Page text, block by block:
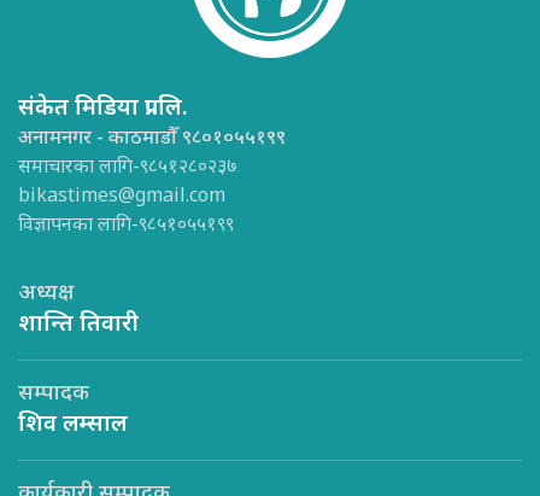
संकेत मिडिया प्रा.लि.
अनामनगर - काठमाडौँ ९८०१०५५१९९
समाचारका लागि-९८५१२८०२३७
bikastimes@gmail.com
विज्ञापनका लागि-९८५१०५५१९९
अध्यक्ष
शान्ति तिवारी
सम्पादक
शिव लम्साल